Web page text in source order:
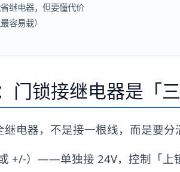
继电器，但要懂代价
容易栽）
门锁接继电器是「
电器，不是接一根线，而是要分
+/-）——单独接 24V，控制「上